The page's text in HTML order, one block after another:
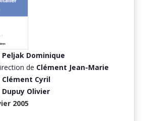
Peljak Dominique
de Clément Jean-Marie
Clément Cyril
Dupuy Olivier
2005